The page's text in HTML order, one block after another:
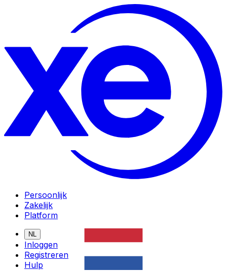
Persoonlijk
Zakelijk
Platform
NL
Inloggen
Registreren
Hulp